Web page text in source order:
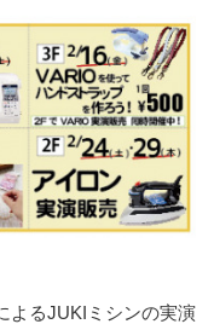
よるJUKIミシンの実演